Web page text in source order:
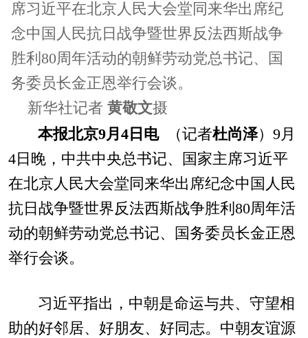
席习近平在北京人民大会堂同来华出席纪
念中国人民抗日战争暨世界反法西斯战争
胜利80周年活动的朝鲜劳动党总书记、国
务委员长金正恩举行会谈。
新华社记者 黄敬文摄
本报北京9月4日电（记者杜尚泽）9月
4日晚，中共中央总书记、国家主席习近平
在北京人民大会堂同来华出席纪念中国人民
抗日战争暨世界反法西斯战争胜利80周年活
动的朝鲜劳动党总书记、国务委员长金正恩
举行会谈。
习近平指出，中朝是命运与共、守望相
助的好邻居、好朋友、好同志。中朝友谊源